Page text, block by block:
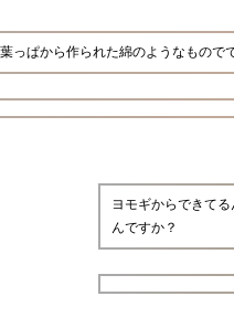
ぱから作られた綿のようなもので
ヨモギからできて
んですか？